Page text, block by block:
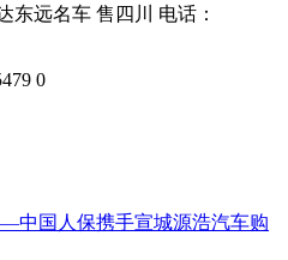
东远名车 售四川 电话：
0
中国人保携手宣城源浩汽车购